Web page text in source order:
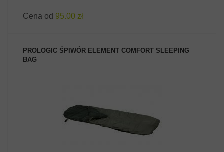
Cena od 95.00 zł
PROLOGIC ŚPIWÓR ELEMENT COMFORT SLEEPING
BAG